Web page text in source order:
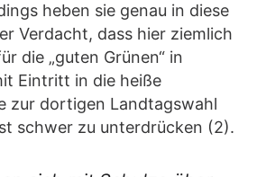
heben sie genau in diese
Verdacht, dass hier ziemlich
die „guten Grünen“ in
Eintritt in die heiße
zur dortigen Landtagswahl
schwer zu unterdrücken (2).